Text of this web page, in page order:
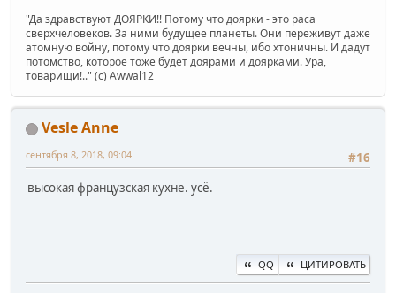
"Да здравствуют ДОЯРКИ!! Потому что доярки - это раса
сверхчеловеков. За ними будущее планеты. Они переживут даже
атомную войну, потому что доярки вечны, ибо хтоничны. И дадут
потомство, которое тоже будет доярами и доярками. Ура,
товарищи!.." (c) Awwal12
Vesle Anne
#16
сентября 8, 2018, 09:04
высокая французская кухне. усё.
QQ ЦИТИРОВАТЬ